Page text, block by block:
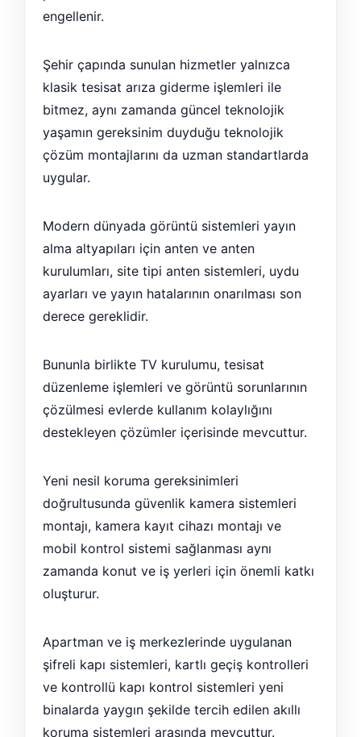
engellenir.
Şehir çapında sunulan hizmetler yalnızca
klasik tesisat arıza giderme işlemleri ile
bitmez, aynı zamanda güncel teknolojik
yaşamın gereksinim duyduğu teknolojik
çözüm montajlarını da uzman standartlarda
uygular.
Modern dünyada görüntü sistemleri yayın
alma altyapıları için anten ve anten
kurulumları, site tipi anten sistemleri, uydu
ayarları ve yayın hatalarının onarılması son
derece gereklidir.
Bununla birlikte TV kurulumu, tesisat
düzenleme işlemleri ve görüntü sorunlarının
çözülmesi evlerde kullanım kolaylığını
destekleyen çözümler içerisinde mevcuttur.
Yeni nesil koruma gereksinimleri
doğrultusunda güvenlik kamera sistemleri
montajı, kamera kayıt cihazı montajı ve
mobil kontrol sistemi sağlanması aynı
zamanda konut ve iş yerleri için önemli katkı
oluşturur.
Apartman ve iş merkezlerinde uygulanan
şifreli kapı sistemleri, kartlı geçiş kontrolleri
ve kontrollü kapı kontrol sistemleri yeni
binalarda yaygın şekilde tercih edilen akıllı
koruma sistemleri arasında mevcuttur.